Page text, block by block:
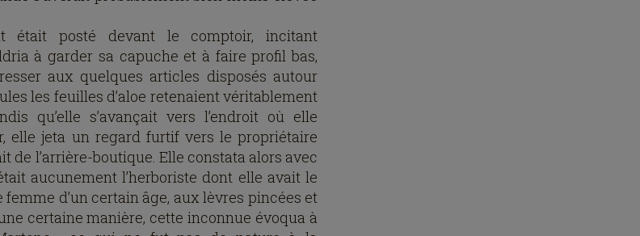
était posté devant le comptoir, incitant
à garder sa capuche et à faire profil bas,
aux quelques articles disposés autour
les feuilles d’aloe retenaient véritablement
qu’elle s’avançait vers l’endroit où elle
elle jeta un regard furtif vers le propriétaire
de l’arrière-boutique. Elle constata alors avec
aucunement l’herboriste dont elle avait le
femme d’un certain âge, aux lèvres pincées et
certaine manière, cette inconnue évoqua à